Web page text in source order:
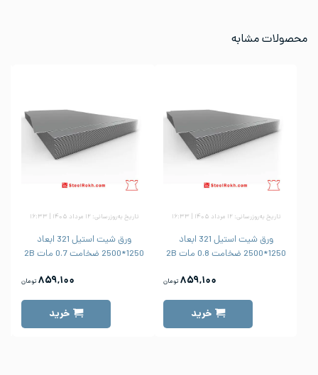
محصولات مشابه
تاریخ به‌روزرسانی: ۱۲ مرداد ۱۴۰۵ | ۱۶:۳۳
ورق شیت استیل 321 ابعاد
1250*2500 ضخامت 0.8 مات 2B
۸۵۹,۱۰۰ تومان
خرید
تاریخ به‌روزرسانی: ۱۲ مرداد ۱۴۰۵ | ۱۶:۳۳
ورق شیت استیل 321 ابعاد
1250*2500 ضخامت 0.7 مات 2B
۸۵۹,۱۰۰ تومان
خرید